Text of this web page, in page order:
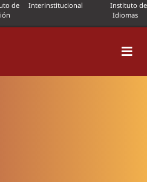
de
Interinstitucional
Instituto de
Idiomas